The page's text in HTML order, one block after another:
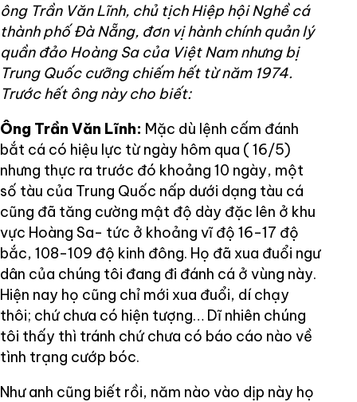
ông Trần Văn Lĩnh, chủ tịch Hiệp hội Nghề cá
thành phố Đà Nẵng, đơn vị hành chính quản lý
quần đảo Hoàng Sa của Việt Nam nhưng bị
Trung Quốc cưỡng chiếm hết từ năm 1974.
Trước hết ông này cho biết:
Ông Trần Văn Lĩnh: Mặc dù lệnh cấm đánh
bắt cá có hiệu lực từ ngày hôm qua ( 16/5)
nhưng thực ra trước đó khoảng 10 ngày, một
số tàu của Trung Quốc nấp dưới dạng tàu cá
cũng đã tăng cường mật độ dày đặc lên ở khu
vực Hoàng Sa- tức ở khoảng vĩ độ 16-17 độ
bắc, 108-109 độ kinh đông. Họ đã xua đuổi ngư
dân của chúng tôi đang đi đánh cá ở vùng này.
Hiện nay họ cũng chỉ mới xua đuổi, dí chạy
thôi; chứ chưa có hiện tượng… Dĩ nhiên chúng
tôi thấy thì tránh chứ chưa có báo cáo nào về
tình trạng cướp bóc.
Như anh cũng biết rồi, năm nào vào dịp này họ